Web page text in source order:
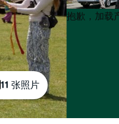
11 张照片
Product
List
Product
List
抱歉，加载